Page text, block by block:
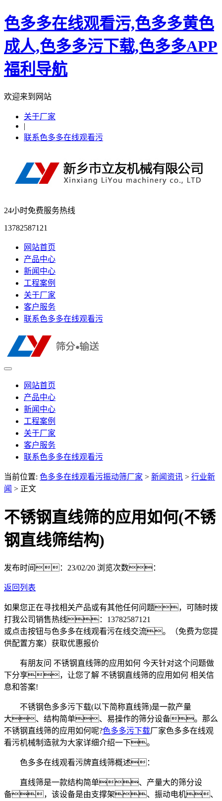
色多多在线观看污,色多多黄色
成人,色多多污下载,色多多APP
福利导航
欢迎来到网站
关于厂家
|
联系色多多在线观看污
24小时免费服务热线
13782587121
网站首页
产品中心
新闻中心
工程案例
关于厂家
客户服务
联系色多多在线观看污
网站首页
产品中心
新闻中心
工程案例
关于厂家
客户服务
联系色多多在线观看污
当前位置: 色多多在线观看污振动筛厂家 > 新闻资讯 > 行业新
闻 > 正文
不锈钢直线筛的应用如何(不锈
钢直线筛结构)
发布时间：23/02/20 浏览次数：
返回列表
如果您正在寻找相关产品或有其他任何问题，可随时拨
打我公司销售热线： 13782587121
或点击按钮与色多多在线观看污在线交流。（免费为您提
供配置方案） 获取优惠报价
有朋友问 不锈钢直线筛的应用如何 今天针对这个问题做
下分享，让您了解 不锈钢直线筛的应用如何 相关信
息和答案!
不锈钢色多多污下载(以下简称直线筛)是一款产量
大、结构简单、易操作的筛分设备。那么
不锈钢直线筛的应用如何呢?色多多污下载厂家色多多在线观
看污机械制造就为大家详细介绍一下。
色多多在线观看污牌直线筛概述：
直线筛是一款结构简单、产量大的筛分设
备，该设备是由支撑架、振动电机、